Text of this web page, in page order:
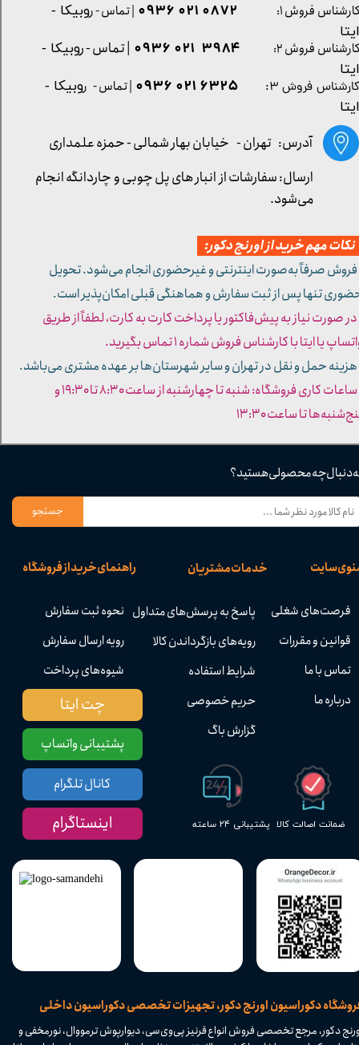
دکوراسیون اورنج دکور، تجهیزات تخصصی دکوراسیون داخلی
پشتیبانی ۲۴ ساعته ضمانت اصالت کالا
راهنمای خرید از فروشگاه
نحوه ثبت سفارش
رویه ارسال سفارش
شیوه‌های پرداخت
خدمات مشتریان
پاسخ به پرسش‌های متداول
رویه‌های بازگرداندن کالا
شرایط استفاده
حریم خصوصی
گزارش باگ
سایت
فرصت‌های شغلی
قوانین و مقررات
تماس با ما
درباره ما
دنبال چه محصولی هستید؟
جستجو
دکور، مرجع تخصصی فروش انواع قرنیز پی‌وی‌سی، دیوارپوش ترمووال، نورمخفی و
پشتیبانی واتساپ
چت ایتا
کانال تلگرام
اینستاگرام
کارشناس فروش ۳: ۶۳۲۵ ۰۲۱ ۰۹۳۶ | تماس - روبیکا -
ایتا
آدرس: تهران - خیابان بهار شمالی - حمزه علمداری
مهم خرید از اورنج دکور:
صرفاً به‌صورت اینترنتی و غیرحضوری انجام می‌شود. تحویل
تنها پس از ثبت سفارش و هماهنگی قبلی امکان‌پذیر است.
صورت نیاز به پیش‌فاکتور یا پرداخت کارت به کارت، لطفاً از طریق
یا ایتا با کارشناس فروش شماره ۱ تماس بگیرید.
حمل و نقل در تهران و سایر شهرستان‌ها بر عهده مشتری می‌باشد.
- ساعات کاری فروشگاه: شنبه تا چهارشنبه از ساعت ۸:۳۰ تا ۱۹:۳۰ و
تا ساعت ۱۳:۳۰​​​​​​​
کارشناس فروش ۱: 0872 021 0936 | تماس - روبیکا -
ایتا
کارشناس فروش ۲:
۳۹۸۴ ۰۲۱ ۰۹۳۶ | تماس - روبیکا -
ایتا
ارسال: سفارشات از انبار های پل چوبی و چاردانگه انجام
می‌شود.